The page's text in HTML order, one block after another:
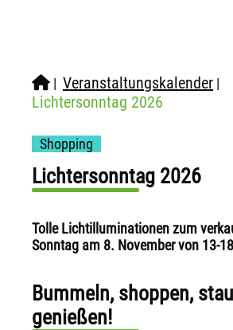
| Veranstaltungskalender |
Lichtersonntag 2026
Shopping
Lichtersonntag 2026
Tolle Lichtilluminationen zum
Sonntag am 8. November von 13-
Bummeln, shoppen,
genießen!